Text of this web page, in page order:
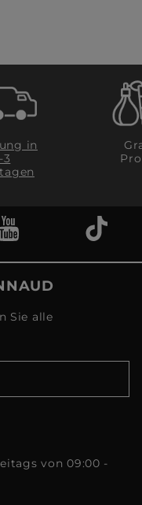
in
3
Sie alle
von 09:00 -